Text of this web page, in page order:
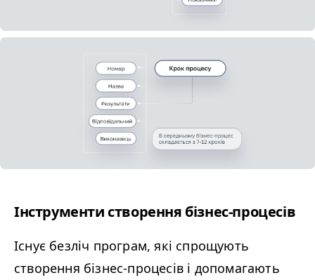
Інструменти створення бізнес-процесів
Існує безліч програм, які спрощують
створення бізнес-процесів і допомагають